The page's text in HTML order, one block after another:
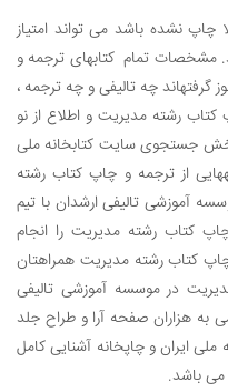
چاپ نشده باشد می تواند امتیاز
مشخصات تمام کتابهای ترجمه و
چه تالیفی و چه ترجمه ،
رشته مدیریت و اطلاع از نو
جستجوی سایت کتابخانه ملی
از ترجمه و چاپ کتاب رشته
آموزشی تالیفی ارشدان با تیم
کتاب رشته مدیریت را انجام
کتاب رشته مدیریت همراهتان
در موسسه آموزشی تالیفی
به هزاران صفحه آرا و طراح جلد
ملی ایران و چاپخانه آشنایی کامل
می باشد.